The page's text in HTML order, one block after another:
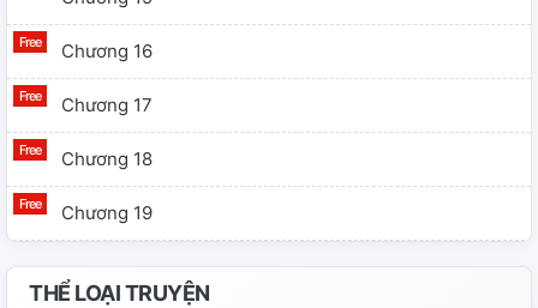
Chương 16
Chương 17
Chương 18
Chương 19
Chương 20
THỂ LOẠI TRUYỆN